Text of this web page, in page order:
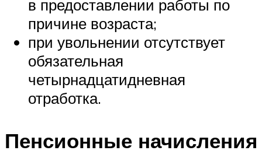
в предоставлении работы по
причине возраста;
при увольнении отсутствует
обязательная
четырнадцатидневная
отработка.
Пенсионные начисления